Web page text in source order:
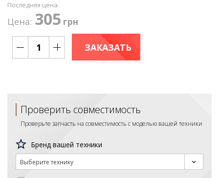
Последняя цена:
Цена: 305 грн
ЗАКАЗАТЬ
Проверить совместимость
Проверьте запчасть на совместимость с моделью вашей техники
Бренд вашей техники
Выберите технику